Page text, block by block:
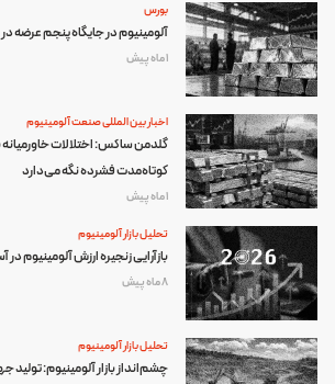
بورس
آلومینیوم در جایگاه پنجم عرضه در
1 ماه پیش
اخبار بین المللی صنعت آلومینیوم
گلدمن ساکس: اختلالات خاورمیانه
کوتاه‌مدت فشرده نگه می‌دارد
1 ماه پیش
تحلیل بازار آلومینیوم
بازآرایی زنجیره ارزش آلومینیوم در
8 ماه پیش
تحلیل بازار آلومینیوم